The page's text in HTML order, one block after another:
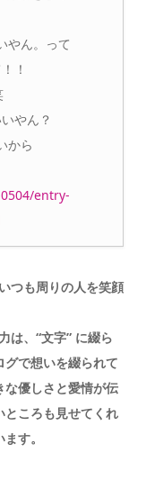
やん。って
！
やん？
から
entry-
つも周りの人を笑顔
は、“文字” に綴ら
で想いを綴られて
な優しさと愛情が伝
ところも見せてくれ
す。